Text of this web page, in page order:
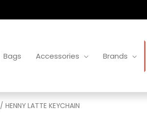
Bags Accessories Brands
/ HENNY LATTE KEYCHAIN